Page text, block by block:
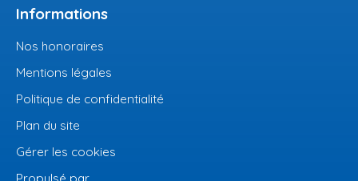
Informations
Nos honoraires
Mentions légales
Politique de confidentialité
Plan du site
Gérer les cookies
Propulsé par